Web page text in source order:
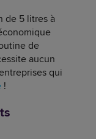
de 5 litres à
de
aucun
qui
!